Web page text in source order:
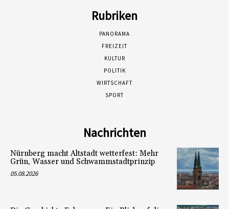
Rubriken
PANORAMA
FREIZEIT
KULTUR
POLITIK
WIRTSCHAFT
SPORT
Nachrichten
Nürnberg macht Altstadt wetterfest: Mehr
Grün, Wasser und Schwammstadtprinzip
05.08.2026